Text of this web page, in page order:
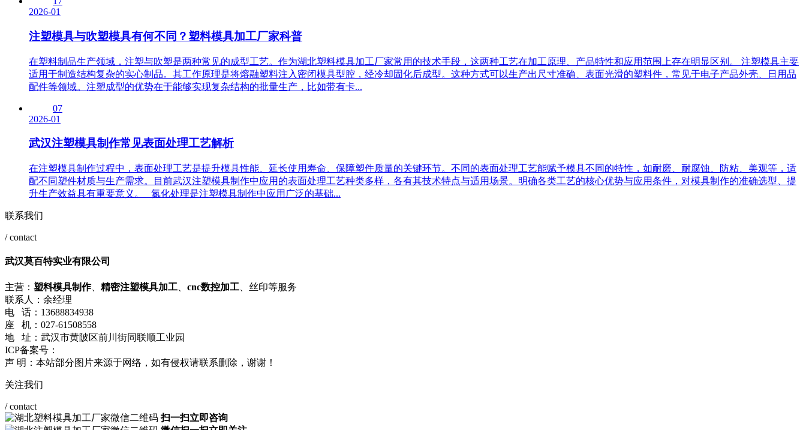
2026-01
注塑模具与吹塑模具有何不同？塑料模具加工厂家科普
在塑料制品生产领域，注塑与吹塑是两种常见的成型工艺。作为湖北塑料模具加工厂家常用的技术手段，这两种工艺在加工原理、产品特性和应用范围上存在明显区别。 注塑模具主要
适用于制造结构复杂的实心制品。其工作原理是将熔融塑料注入密闭模具型腔，经冷却固化后成型。这种方式可以生产出尺寸准确、表面光滑的塑料件，常见于电子产品外壳、日用品
配件等领域。注塑成型的优势在于能够实现复杂结构的批量生产，比如带有卡...
07
2026-01
武汉注塑模具制作常见表面处理工艺解析
在注塑模具制作过程中，表面处理工艺是提升模具性能、延长使用寿命、保障塑件质量的关键环节。不同的表面处理工艺能赋予模具不同的特性，如耐磨、耐腐蚀、防粘、美观等，适
配不同塑件材质与生产需求。目前武汉注塑模具制作中应用的表面处理工艺种类多样，各有其技术特点与适用场景。明确各类工艺的核心优势与应用条件，对模具制作的准确选型、提
升生产效益具有重要意义。 氮化处理是注塑模具制作中应用广泛的基础...
联系我们
/ contact
武汉莫百特实业有限公司
主营： 塑料模具制作、 精密注塑模具加工 cnc数控加工 、丝印等服务
联系人：余经理
电 话：13688834938
座 机：027-61508558
地 址：武汉市黄陂区前川街同联顺工业园
ICP备案号：
声 明：本站部分图片来源于网络，如有侵权请联系删除，谢谢！
关注我们
/ contact
扫一扫立即咨询